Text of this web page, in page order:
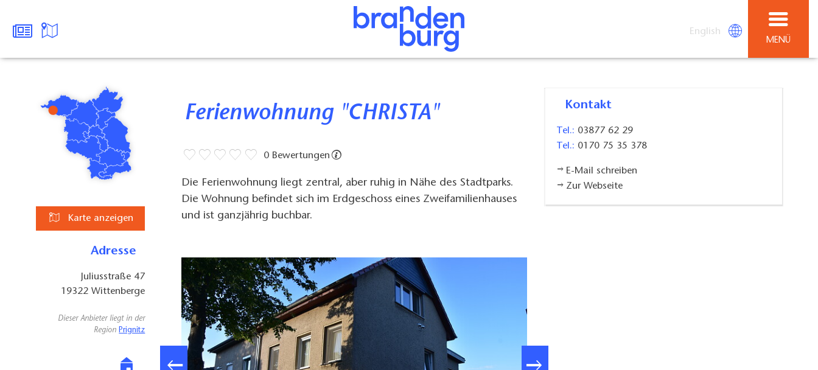
English
MENÜ
Karte anzeigen
Adresse
Juliusstraße 47
19322 Wittenberge
Dieser Anbieter liegt in der
Region Prignitz
Ferienwohnung "CHRISTA"
0 Bewertungen
Die Ferienwohnung liegt zentral, aber ruhig in Nähe des Stadtparks.
Die Wohnung befindet sich im Erdgeschoss eines Zweifamilienhauses
und ist ganzjährig buchbar.
Kontakt
Tel.: 03877 62 29
Tel.: 0170 75 35 378
E-Mail schreiben
Zur Webseite